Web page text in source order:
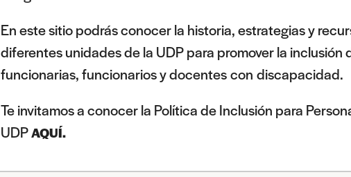
En este sitio podrás conocer la historia, estrategias y
diferentes unidades de la UDP para promover la inclusión
funcionarias, funcionarios y docentescon discapacidad.
Te invitamos a conocer la Política de Inclusión para
UDPAQUÍ.